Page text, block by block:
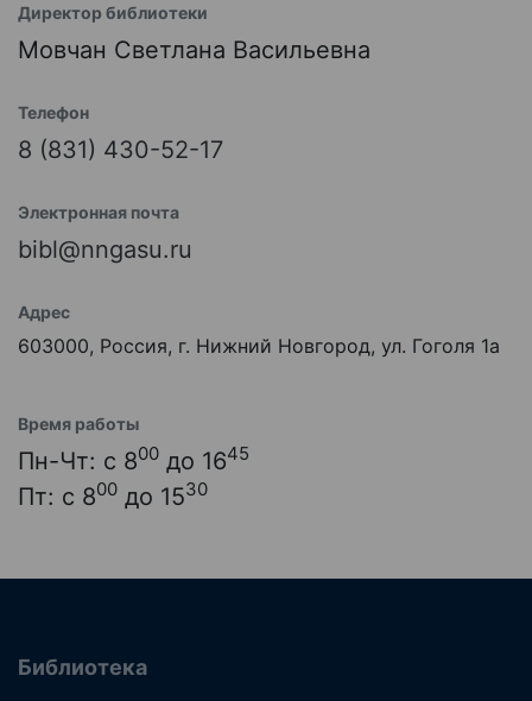
Директор библиотеки
Мовчан Светлана Васильевна
Телефон
8 (831) 430-52-17
Электронная почта
bibl@nngasu.ru
Адрес
603000, Россия, г. Нижний Новгород, ул. Гоголя 1а
Время работы
Пн-Чт: с 800 до 1645
Пт: с 800 до 1530
Библиотека